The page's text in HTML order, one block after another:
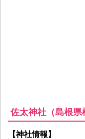
佐太神社（島根県
【神社情報】